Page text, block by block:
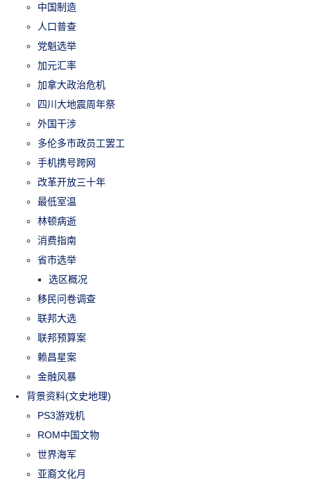
中国制造
人口普查
党魁选举
加元汇率
加拿大政治危机
四川大地震周年祭
外国干涉
多伦多市政员工罢工
手机携号跨网
改革开放三十年
最低室温
林顿病逝
消费指南
省市选举
选区概况
移民问卷调查
联邦大选
联邦预算案
赖昌星案
金融风暴
背景资料(文史地理)
PS3游戏机
ROM中国文物
世界海军
亚裔文化月